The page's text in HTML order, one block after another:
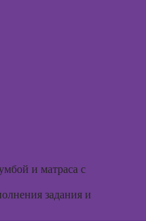
и матраса с
задания и